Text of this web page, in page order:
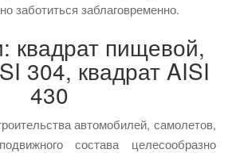
заботиться заблаговременно.
квадрат пищевой,
304, квадрат AISI
430
автомобилей, самолетов,
состава целесообразно